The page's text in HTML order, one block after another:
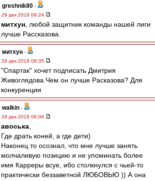
greshnik80 -
29 дек 2018 09:24
митхун , любой защитник команды нашей лиги
лучше Рассказова.
митхун -
29 дек 2018 08:35
"Спартак" хочет подписать Дмитрия
Живоглядова.Чем он лучше Расказова? Для
конкуренции
walkin -
29 дек 2018 06:08
авоська
Где драть коней, а где дети)
Наконец то осознал, что мне лучше занять
молчаливую позицию и не упоминать более
имя Карреры всуе, ибо столкнулся с чьей-то
практически беззаветной ЛЮБОВЬЮ )) А она